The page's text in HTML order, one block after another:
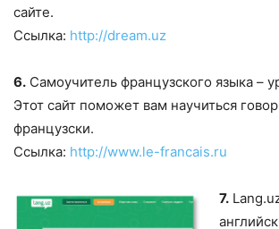
сайте.
Ссылка: http://dream.uz
6. Самоучитель французского языка –
Этот сайт поможет вам научиться
французски.
Ссылка: http://www.le-francais.ru
7.